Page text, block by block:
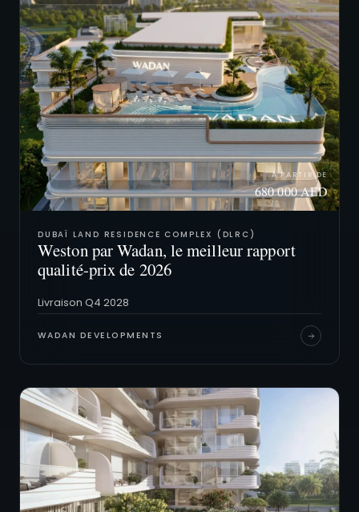
À PARTIR DE
680 000 AED
DUBAÏ LAND RESIDENCE COMPLEX (DLRC)
Weston par Wadan, le meilleur rapport
qualité-prix de 2026
Livraison Q4 2028
WADAN DEVELOPMENTS